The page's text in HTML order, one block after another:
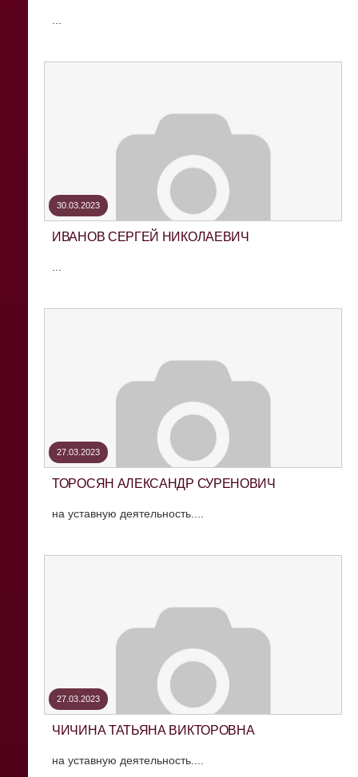
30.03.2023
ИВАНОВ СЕРГЕЙ НИКОЛАЕВИЧ
27.03.2023
ТОРОСЯН АЛЕКСАНДР СУРЕНОВИЧ
на уставную деятельность....
27.03.2023
ЧИЧИНА ТАТЬЯНА ВИКТОРОВНА
на уставную деятельность....